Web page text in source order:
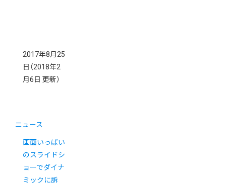
2017年8月25
日 （2018年2
月6日 更新）
ニュース
画面いっぱい
のスライドシ
ョーでダイナ
ミックに訴